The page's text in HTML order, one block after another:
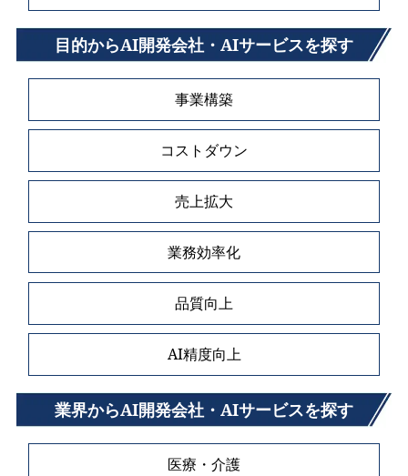
目的からAI開発会社・AIサービスを探す
事業構築
コストダウン
売上拡大
業務効率化
品質向上
AI精度向上
業界からAI開発会社・AIサービスを探す
医療・介護